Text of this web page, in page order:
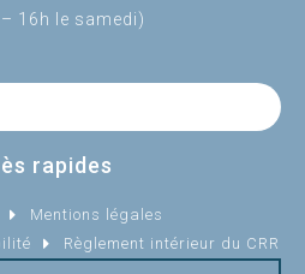
16h le samedi)
rapides
Mentions légales
Règlement intérieur du CRR